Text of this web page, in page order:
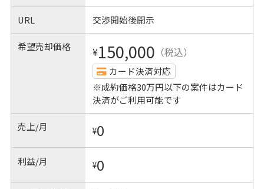
URL 交渉開始後開示
希望売却価格 ¥150,000 （税込）
カード決済対応
※成約価格30万円以下の案件はカード
決済がご利用可能です
売上/月 ¥0
利益/月 ¥0